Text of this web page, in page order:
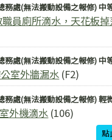
務處(無法搬動設備之報修) 中
職員廁所滴水，天花板
務處(無法搬動設備之報修) 中
室外牆漏水 (F2)
務處(無法搬動設備之報修) 輕
外機滴水 (106)
點